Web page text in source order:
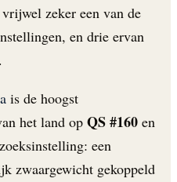
zeker een van de
en drie ervan
is de hoogst
het land op QS #160 en
een
zwaargewicht gekoppeld